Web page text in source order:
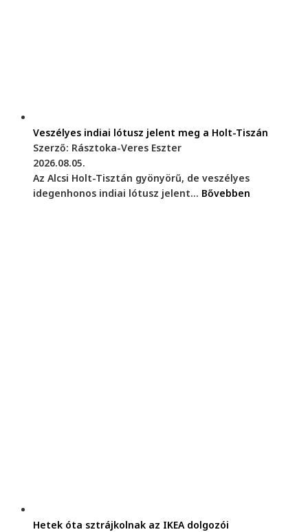
Veszélyes indiai lótusz jelent meg a Holt-Tiszán
Szerző: Rásztoka-Veres Eszter
2026.08.05.
Az Alcsi Holt-Tisztán gyönyörű, de veszélyes
idegenhonos indiai lótusz jelent... Bővebben
Hetek óta sztrájkolnak az IKEA dolgozói